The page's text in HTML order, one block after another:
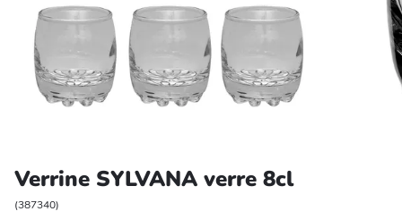
Cuisine et art de la table
Salle de bain et beauté
Animalerie
Zoomer sur l'image
Verrine SYLVANA verre 8cl
(387340)